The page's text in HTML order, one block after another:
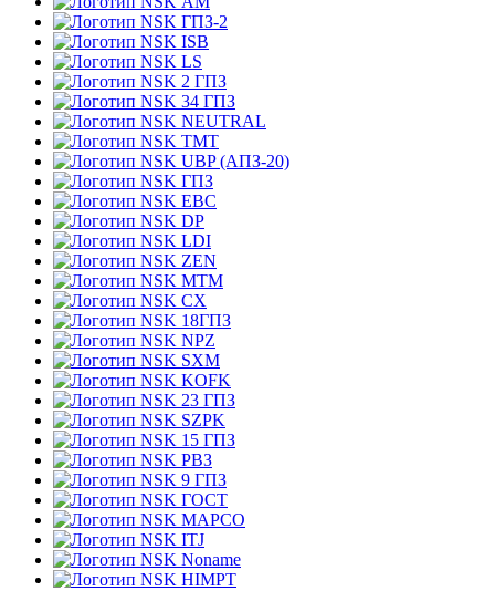
ГПЗ-2
ISB
LS
2 ГПЗ
34 ГПЗ
NEUTRAL
TMT
UBP (АПЗ-20)
ГПЗ
EBC
DP
LDI
ZEN
MTM
CX
18ГПЗ
NPZ
SXM
KOFK
23 ГПЗ
SZPK
15 ГПЗ
РВЗ
9 ГПЗ
ГОСТ
MAPCO
ITJ
Noname
HIMPT